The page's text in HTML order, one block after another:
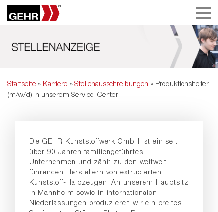
Startseite » Karriere » Stellenausschreibungen » Produktionshelfer
(m/w/d) in unserem Service-Center
Die GEHR Kunststoffwerk GmbH ist ein seit
über 90 Jahren familiengeführtes
Unternehmen und zählt zu den weltweit
führenden Herstellern von extrudierten
Kunststoff-Halbzeugen. An unserem Hauptsitz
in Mannheim sowie in internationalen
Niederlassungen produzieren wir ein breites